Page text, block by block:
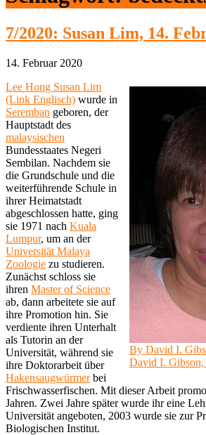
7/2020: Susan Lim, 14.
14. Februar 2020
By David I.
David I.
Lee Hong Susan Lim
(Link Englisch) wurde in
Seremban geboren, der
Hauptstadt des
malaysischen
Bundesstaates Negeri
Sembilan. Nachdem sie
die Grundschule und die
weiterführende Schule in
ihrer Heimatstadt
abgeschlossen hatte, ging
sie 1971 nach Kuala
Lumpur, um an der
Universität Malaya
Zoologie zu studieren.
Zunächst schloss sie
ihren Master of Science
ab, dann arbeitete sie auf
ihre Promotion hin. Sie
verdiente ihren Unterhalt
als Tutorin an der
Universität, während sie
ihre Doktorarbeit über
Hakensaugwürmerbei
Frischwasserfischen. Mit dieser Arbeit
Jahren. Zwei Jahre später wurde ihr eine
Universität angeboten, 2003 wurde sie zur
Biologischen Institut.